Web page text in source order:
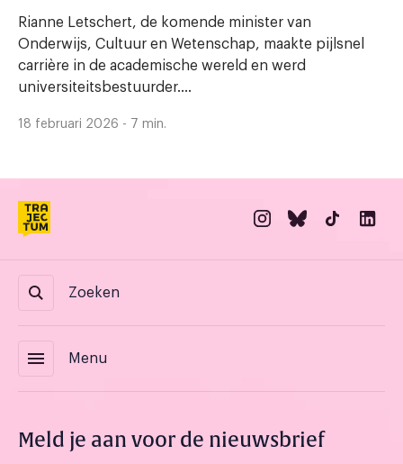
Rianne Letschert, de komende minister van
Onderwijs, Cultuur en Wetenschap, maakte pijlsnel
carrière in de academische wereld en werd
universiteitsbestuurder....
18 februari 2026 - 7 min.
Zoeken
menu Menu
Meld je aan voor de nieuwsbrief